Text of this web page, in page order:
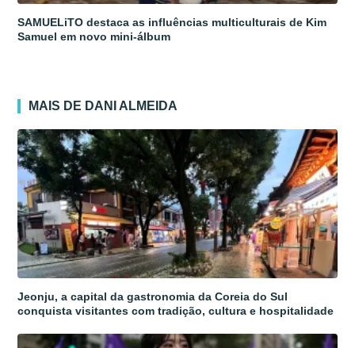
SAMUELiTO destaca as influências multiculturais de Kim
Samuel em novo mini-álbum
MAIS DE DANI ALMEIDA
Jeonju, a capital da gastronomia da Coreia do Sul
conquista visitantes com tradição, cultura e hospitalidade